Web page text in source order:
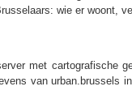
wie er woont,
met cartografische
van urban.brussels